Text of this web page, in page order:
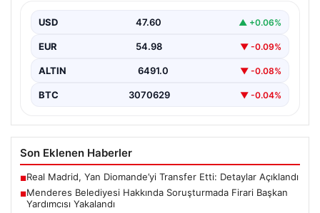
İzmir'de Menderes Belediyesi'ne yönelik
olarak aranan Belediye Başkan Yardımcısı…
USD 47.60 ▲ +0.06%
EUR 54.98 ▼ -0.09%
ALTIN 6491.0 ▼ -0.08%
BTC 3070629 ▼ -0.04%
Son Eklenen Haberler
■Real Madrid, Yan Diomande’yi Transfer Etti: Detaylar Açıklandı
■Menderes Belediyesi Hakkında Soruşturmada Firari Başkan
Yardımcısı Yakalandı